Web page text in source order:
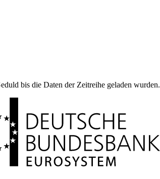
bis die Daten der Zeitreihe geladen wurden.